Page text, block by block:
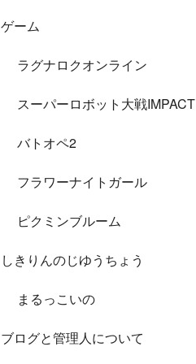
ゲーム
ラグナロクオンライン
スーパーロボット大戦IMPACT
バトオペ2
フラワーナイトガール
ピクミンブルーム
しきりんのじゆうちょう
まるっこいの
ブログと管理人について